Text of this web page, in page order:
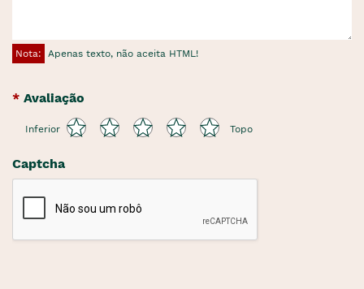
Nota: Apenas texto, não aceita HTML!
Avaliação
Inferior Topo
Captcha